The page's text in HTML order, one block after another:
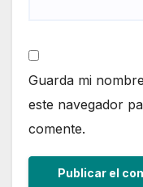
Guarda mi
este navegador
comente.